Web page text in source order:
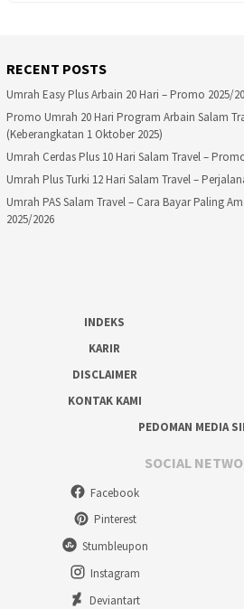
RECENT POSTS
Umrah Easy Plus Arbain 20 Hari – Promo 2025/
Promo Umrah 20 Hari Program Arbain Salam
(Keberangkatan 1 Oktober 2025)
Umrah Cerdas Plus 10 Hari Salam Travel –
Umrah Plus Turki 12 Hari Salam Travel –
Umrah PAS Salam Travel – Cara Bayar Paling
2025/2026
INDEKS
KARIR
DISCLAIMER
KONTAK KAMI
PEDOMAN MEDIA
SOCIAL
Facebook
Pinterest
Stumbleupon
Instagram
Deviantart